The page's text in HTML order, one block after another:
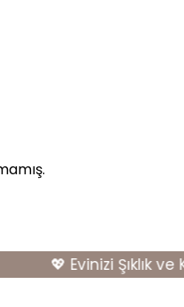
💖 Evinizi Şıklık ve